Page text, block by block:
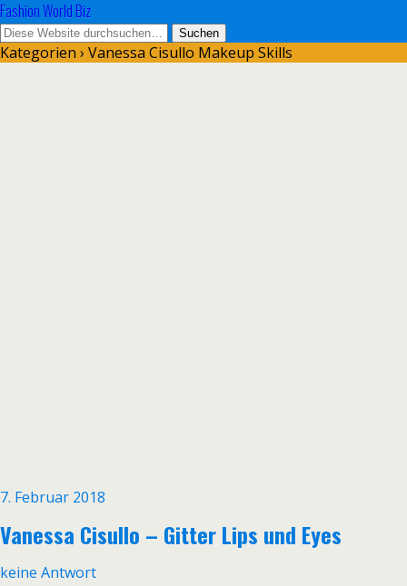
Fashion World Biz
Kategorien › Vanessa Cisullo Makeup Skills
7. Februar 2018
Vanessa Cisullo – Gitter Lips und Eyes
keine Antwort